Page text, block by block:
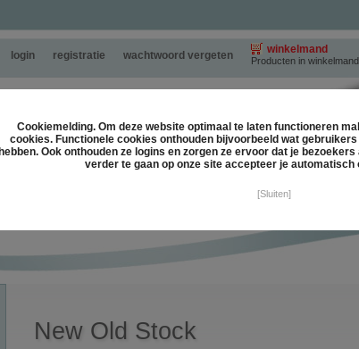
Cookiemelding. Om deze website optimaal te laten functioneren
cookies. Functionele cookies onthouden bijvoorbeeld wat
hebben. Ook onthouden ze logins en zorgen ze ervoor dat je
verder te gaan op onze site accepteer je automatisch
[Sluiten]
login registratie wachtwoord vergeten winkelmand
Producten in
New Old Stock